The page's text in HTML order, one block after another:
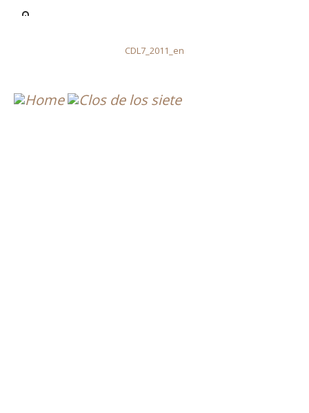
CDL7_2011_en